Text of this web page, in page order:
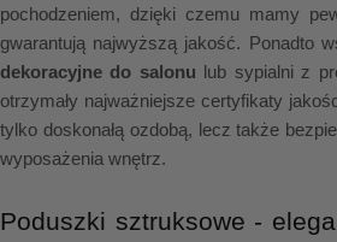
pochodzeniem, dzięki czemu mamy
gwarantują najwyższą jakość. Ponadto
dekoracyjne do salonu lub sypialni z
otrzymały najważniejsze certyfikaty
tylko doskonałą ozdobą, lecz także
wyposażenia wnętrz.
Poduszki sztruksowe -